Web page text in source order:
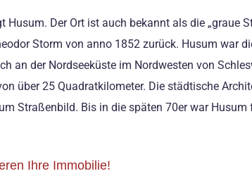
Husum. Der Ort ist auch bekannt als die
Storm von anno 1852 zurück. Husum war
an der Nordseeküste im Nordwesten von
über 25 Quadratkilometer. Die städtische
Straßenbild. Bis in die späten 70er war
Ihre Immobilie!